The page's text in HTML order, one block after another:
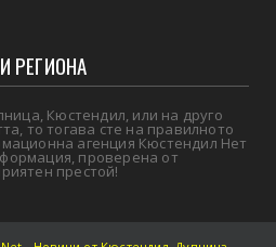
РЕГИОНА
Кюстендил, или на друго
то тогава сте на правилното
агенция Кюстендил Нет
проверена от
престой!